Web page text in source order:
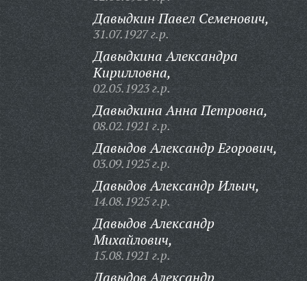
Давыдкин Павел Семенович,
31.07.1927 г.р.
Давыдкина Александра
Кирилловна,
02.05.1923 г.р.
Давыдкина Анна Петровна,
08.02.1921 г.р.
Давыдов Александр Егорович,
03.09.1925 г.р.
Давыдов Александр Ильич,
14.08.1925 г.р.
Давыдов Александр
Михайлович,
15.08.1921 г.р.
Давыдов Александр